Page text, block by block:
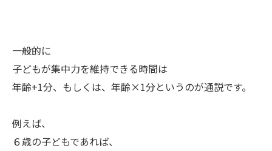
一般的に
子どもが集中力を維持できる時間は
年齢+1分、もしくは、年齢×1分というのが通説です。
例えば、
６歳の子どもであれば、